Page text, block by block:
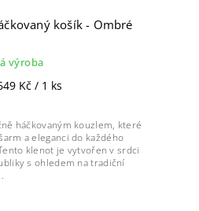
košík - Ombré
výroba
Kč / 1 ks
háčkovaným kouzlem, které
a eleganci do každého
klenot je vytvořen v srdci
s ohledem na tradiční